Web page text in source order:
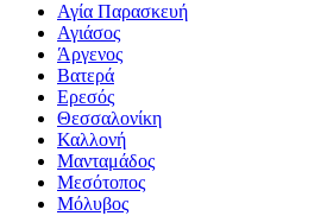
Αγία Παρασκευή
Αγιάσος
Άργενος
Βατερά
Ερεσός
Θεσσαλονίκη
Καλλονή
Μανταμάδος
Μεσότοπος
Μόλυβος